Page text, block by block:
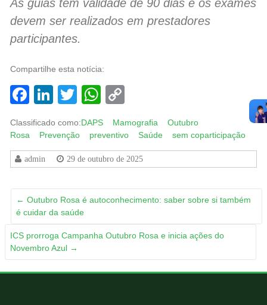
As guias têm validade de 90 dias e os exames
devem ser realizados em prestadores
participantes.
Compartilhe esta notícia:
Facebook
LinkedIn
TwitterWhatsApp
Classificado como:DAPS Mamografia
Outubro
Rosa
Prevenção preventivo Saúde sem coparticipação
admin 29 de outubro de 2025
← Outubro Rosa é autoconhecimento: saber sobre si também
é cuidar da saúde
ICS prorroga Campanha Outubro Rosa e inicia ações do
Novembro Azul →